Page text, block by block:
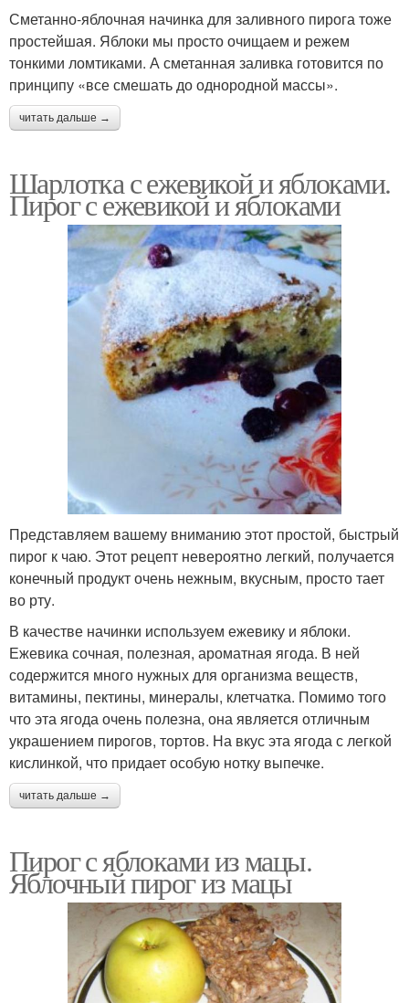
Сметанно-яблочная начинка для заливного пирога тоже
простейшая. Яблоки мы просто очищаем и режем
тонкими ломтиками. А сметанная заливка готовится по
принципу «все смешать до однородной массы».
читать дальше →
Шарлотка с ежевикой и яблоками.
Пирог с ежевикой и яблоками
Представляем вашему вниманию этот простой, быстрый
пирог к чаю. Этот рецепт невероятно легкий, получается
конечный продукт очень нежным, вкусным, просто тает
во рту.
В качестве начинки используем ежевику и яблоки.
Ежевика сочная, полезная, ароматная ягода. В ней
содержится много нужных для организма веществ,
витамины, пектины, минералы, клетчатка. Помимо того
что эта ягода очень полезна, она является отличным
украшением пирогов, тортов. На вкус эта ягода с легкой
кислинкой, что придает особую нотку выпечке.
читать дальше →
Пирог с яблоками из мацы.
Яблочный пирог из мацы